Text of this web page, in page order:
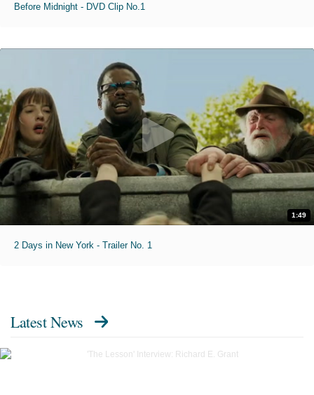
Before Midnight - DVD Clip No.1
1:49
2 Days in New York - Trailer No. 1
Latest News